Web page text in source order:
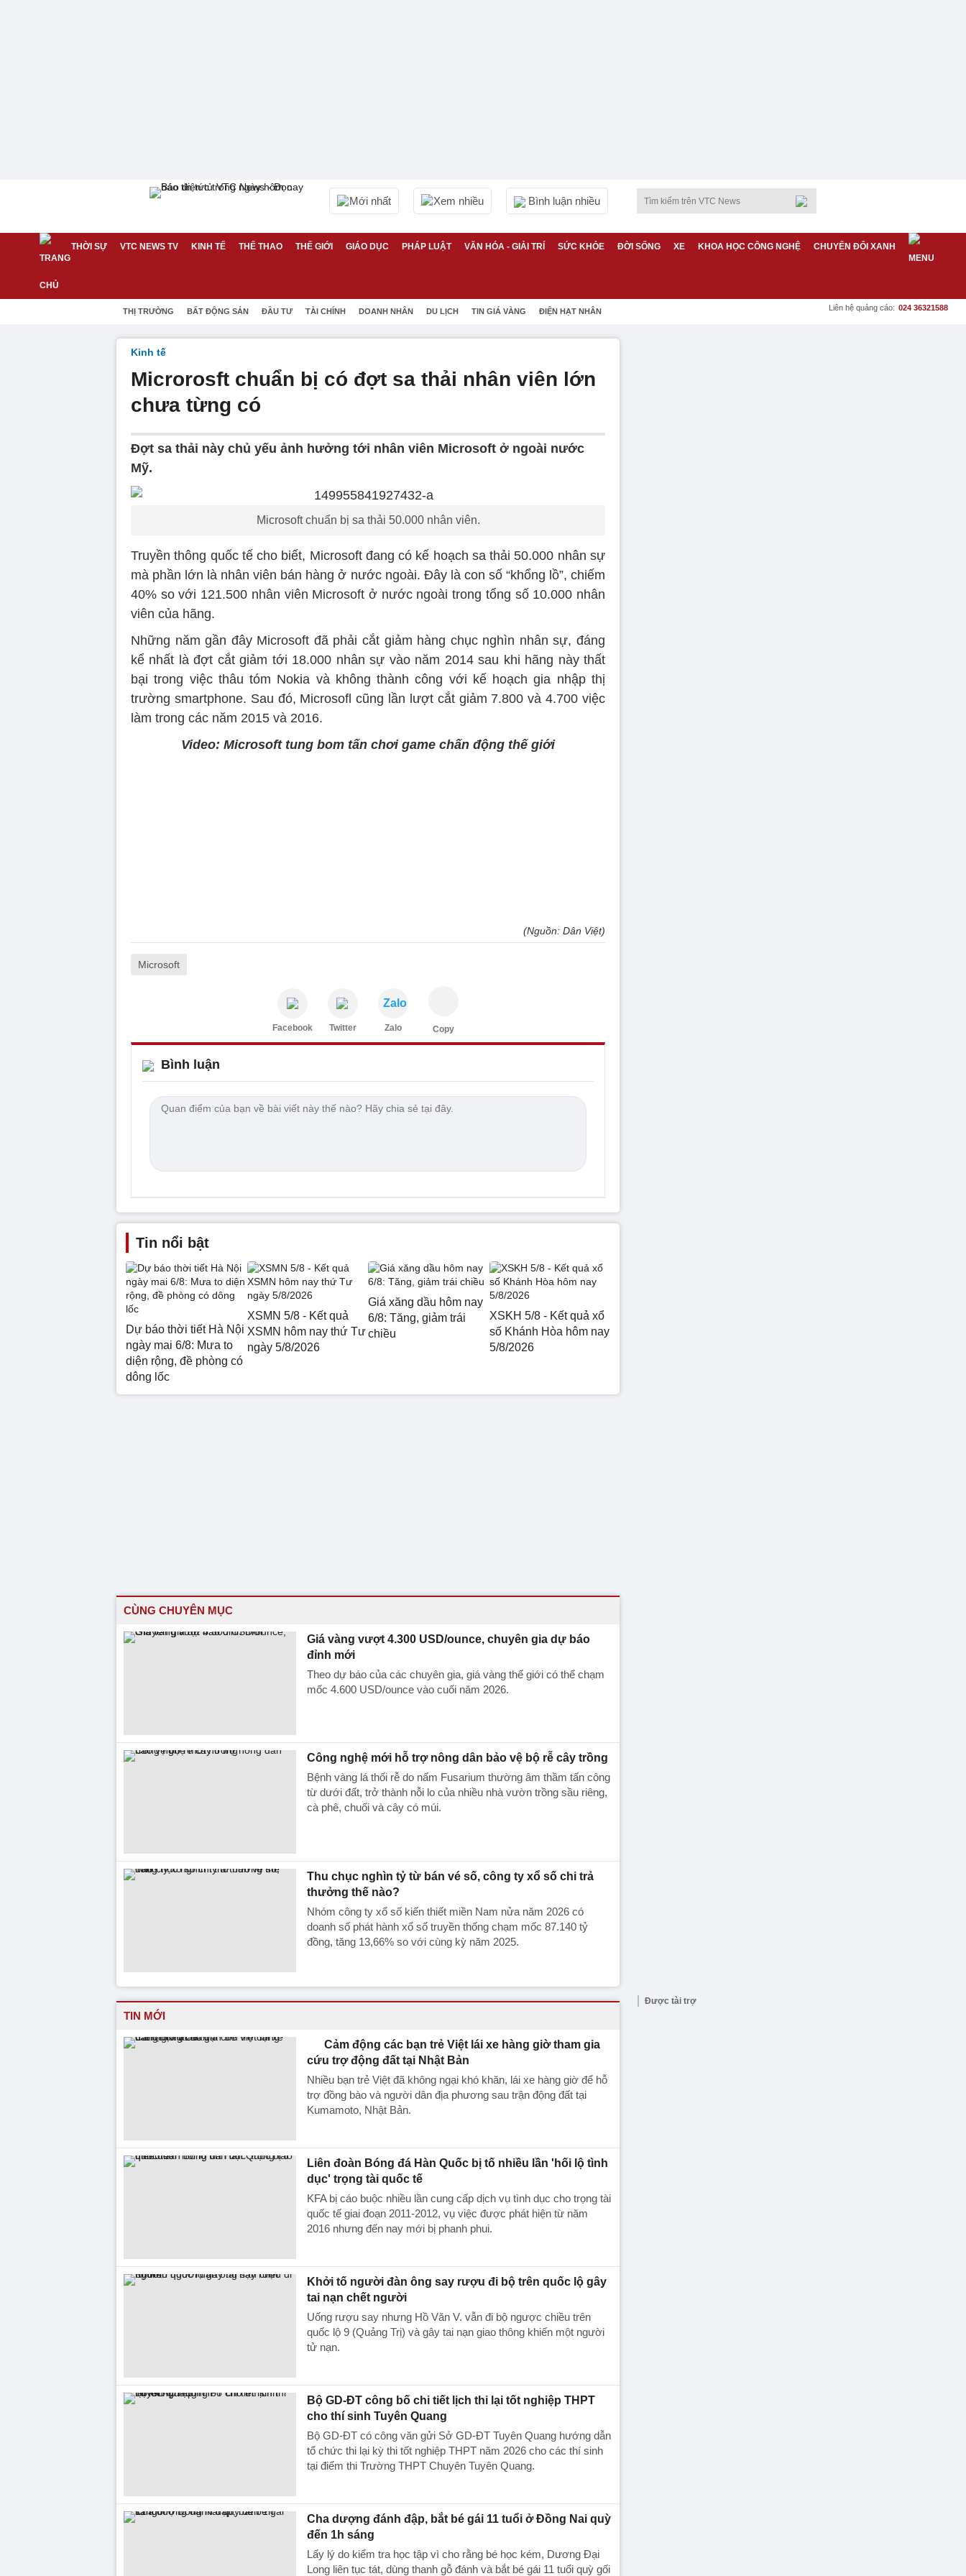
Mới nhất Xem nhiều Bình luận nhiều
THỜI SỰ VTC NEWS TV KINH TẾ THỂ THAO THẾ GIỚI GIÁO DỤC PHÁP LUẬT VĂN HÓA - GIẢI TRÍ SỨC KHỎE ĐỜI SỐNG XE KHOA HỌC CÔNG NGHỆ CHUYỂN ĐỔI XANH
THỊ TRƯỜNG BẤT ĐỘNG SẢN ĐẦU TƯ TÀI CHÍNH DOANH NHÂN DU LỊCH TIN GIÁ VÀNG ĐIỆN HẠT NHÂN Liên hệ quảng cáo: 024 36321588
Kinh tế
Microrosft chuẩn bị có đợt sa thải nhân viên lớn
chưa từng có
Đợt sa thải này chủ yếu ảnh hưởng tới nhân viên Microsoft ở ngoài nước
Mỹ.
Microsoft chuẩn bị sa thải 50.000 nhân viên.
Truyền thông quốc tế cho biết, Microsoft đang có kế hoạch sa thải 50.000 nhân sự
mà phần lớn là nhân viên bán hàng ở nước ngoài. Đây là con số “khổng lồ”, chiếm
40% so với 121.500 nhân viên Microsoft ở nước ngoài trong tổng số 10.000 nhân
viên của hãng.
Những năm gần đây Microsoft đã phải cắt giảm hàng chục nghìn nhân sự, đáng
kể nhất là đợt cắt giảm tới 18.000 nhân sự vào năm 2014 sau khi hãng này thất
bại trong việc thâu tóm Nokia và không thành công với kế hoạch gia nhập thị
trường smartphone. Sau đó, Microsofl cũng lần lượt cắt giảm 7.800 và 4.700 việc
làm trong các năm 2015 và 2016.
Video: Microsoft tung bom tấn chơi game chấn động thế giới
(Nguồn: Dân Việt)
Microsoft
Facebook Twitter
Zalo
Zalo Copy
Bình luận
Tin nổi bật
Dự báo thời tiết Hà Nội
ngày mai 6/8: Mưa to
diện rộng, đề phòng có
dông lốc
XSMN 5/8 - Kết quả
XSMN hôm nay thứ Tư
ngày 5/8/2026
Giá xăng dầu hôm nay
6/8: Tăng, giảm trái
chiều
XSKH 5/8 - Kết quả xổ
số Khánh Hòa hôm nay
5/8/2026
CÙNG CHUYÊN MỤC
Giá vàng vượt 4.300 USD/ounce, chuyên gia dự báo
đỉnh mới
Theo dự báo của các chuyên gia, giá vàng thế giới có thể chạm
mốc 4.600 USD/ounce vào cuối năm 2026.
Công nghệ mới hỗ trợ nông dân bảo vệ bộ rễ cây trồng
Bệnh vàng lá thối rễ do nấm Fusarium thường âm thầm tấn công
từ dưới đất, trở thành nỗi lo của nhiều nhà vườn trồng sầu riêng,
cà phê, chuối và cây có múi.
Thu chục nghìn tỷ từ bán vé số, công ty xổ số chi trả
thưởng thế nào?
Nhóm công ty xổ số kiến thiết miền Nam nửa năm 2026 có
doanh số phát hành xổ số truyền thống chạm mốc 87.140 tỷ
đồng, tăng 13,66% so với cùng kỳ năm 2025.
TIN MỚI
Cảm động các bạn trẻ Việt lái xe hàng giờ tham gia
cứu trợ động đất tại Nhật Bản
Nhiều bạn trẻ Việt đã không ngại khó khăn, lái xe hàng giờ để hỗ
trợ đồng bào và người dân địa phương sau trận động đất tại
Kumamoto, Nhật Bản.
Liên đoàn Bóng đá Hàn Quốc bị tố nhiều lần 'hối lộ tình
dục' trọng tài quốc tế
KFA bị cáo buộc nhiều lần cung cấp dịch vụ tình dục cho trọng tài
quốc tế giai đoạn 2011-2012, vụ việc được phát hiện từ năm
2016 nhưng đến nay mới bị phanh phui.
Khởi tố người đàn ông say rượu đi bộ trên quốc lộ gây
tai nạn chết người
Uống rượu say nhưng Hồ Văn V. vẫn đi bộ ngược chiều trên
quốc lộ 9 (Quảng Trị) và gây tai nạn giao thông khiến một người
tử nạn.
Bộ GD-ĐT công bố chi tiết lịch thi lại tốt nghiệp THPT
cho thí sinh Tuyên Quang
Bộ GD-ĐT có công văn gửi Sở GD-ĐT Tuyên Quang hướng dẫn
tổ chức thi lại kỳ thi tốt nghiệp THPT năm 2026 cho các thí sinh
tại điểm thi Trường THPT Chuyên Tuyên Quang.
Cha dượng đánh đập, bắt bé gái 11 tuổi ở Đồng Nai quỳ
đến 1h sáng
Lấy lý do kiểm tra học tập vì cho rằng bé học kém, Dương Đại
Long liên tục tát, dùng thanh gỗ đánh và bắt bé gái 11 tuổi quỳ gối
Được tài trợ